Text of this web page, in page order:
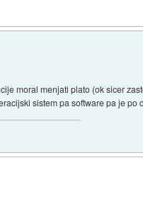
moral menjati plato (ok sicer
sistem pa software pa je